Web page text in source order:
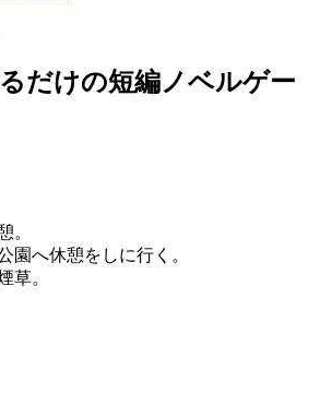
だけの短編ノベルゲー
。
園へ休憩をしに行く。
草。